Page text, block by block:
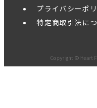
プライバシーポ
特定商取引法に
Copyright © Heart